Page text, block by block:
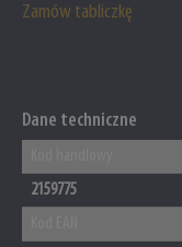
Zamów tabliczkę
Dane techniczne
2159775